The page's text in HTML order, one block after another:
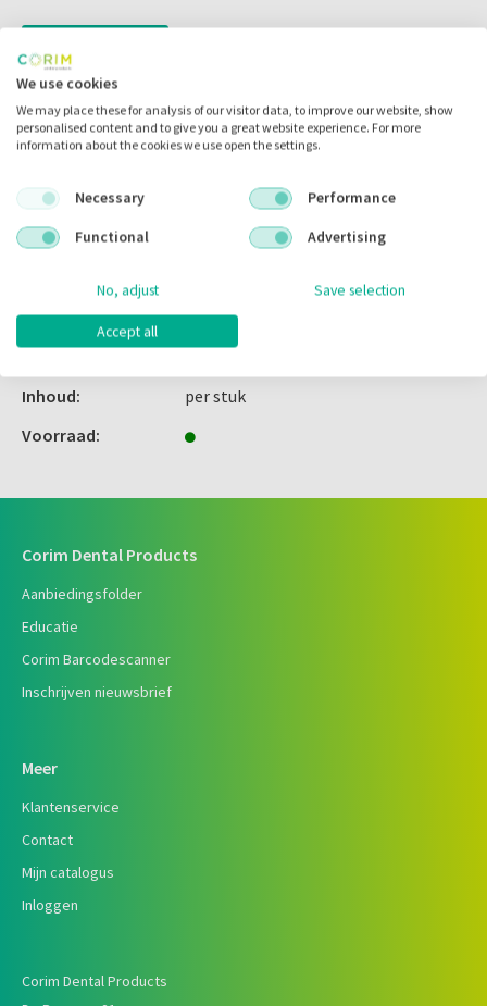
Inloggen
mijn barcodes
Merk:
Dentamerica
Inhoud:
per stuk
Voorraad:
Corim Dental Products
Aanbiedingsfolder
Educatie
Corim Barcodescanner
Inschrijven nieuwsbrief
Meer
Klantenservice
Contact
Mijn catalogus
Inloggen
Corim Dental Products
We use cookies
We may place these for analysis of our visitor data, to improve our website, show
personalised content and to give you a great website experience. For more
information about the cookies we use open the settings.
Necessary
Performance
Functional
Advertising
No, adjust Save selection
Accept all